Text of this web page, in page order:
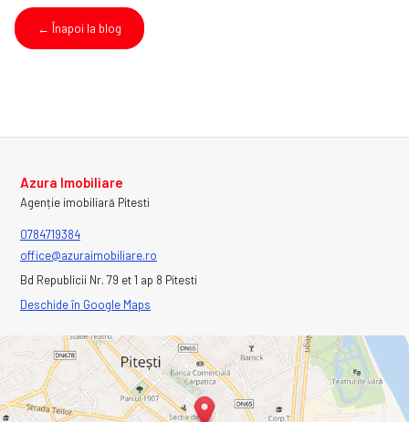
← Înapoi la blog
Azura Imobiliare
Agenție imobiliară Pitesti
0784719384
office@azuraimobiliare.ro
Bd Republicii Nr. 79 et 1 ap 8 Pitesti
Deschide în Google Maps